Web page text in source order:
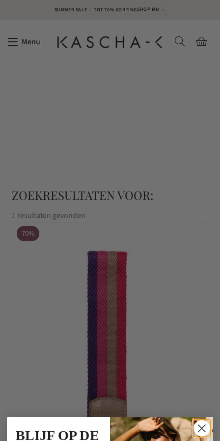
SUMMER SALE — TOT 70% KORTINGSHOP NU →
Menu
ZOEKRESULTATEN VOOR:
1 resultaten gevonden
70%
BLIJF OP DE